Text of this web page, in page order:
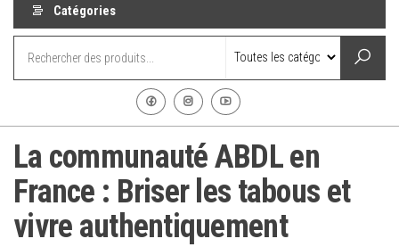
Catégories
La communauté ABDL en
France : Briser les tabous et
vivre authentiquement